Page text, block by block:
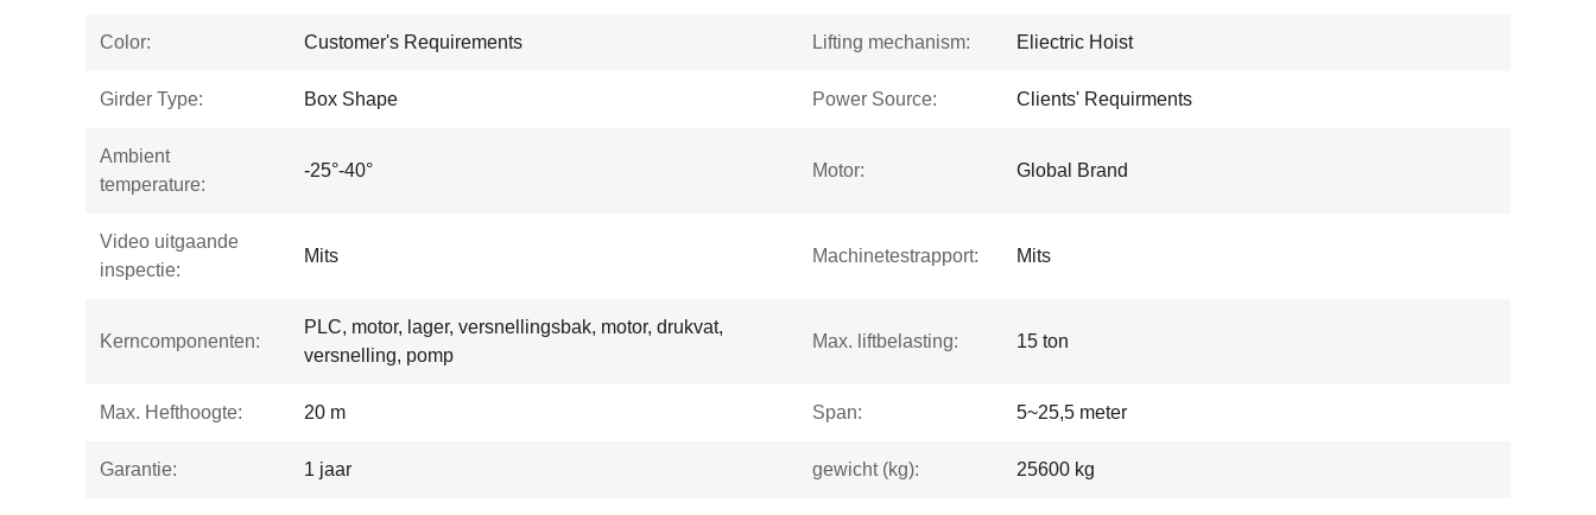
Color: Customer's Requirements Lifting mechanism: Eliectric Hoist
Girder Type: Box Shape Power Source: Clients' Requirments
Ambient
temperature:
-25°-40° Motor: Global Brand
Video uitgaande
inspectie:
Mits Machinetestrapport: Mits
Kerncomponenten:
PLC, motor, lager, versnellingsbak, motor, drukvat,
versnelling, pomp
Max. liftbelasting: 15 ton
Max. Hefthoogte: 20 m Span: 5~25,5 meter
Garantie: 1 jaar gewicht (kg): 25600 kg